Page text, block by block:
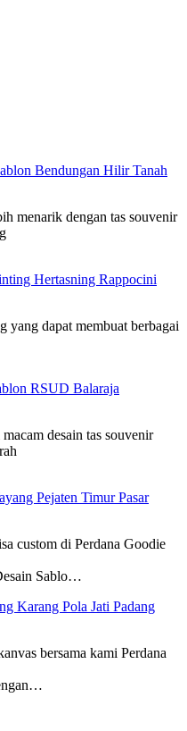
Bendungan Hilir Tanah
menarik dengan tas souvenir
Hertasning Rappocini
yang dapat membuat berbagai
RSUD Balaraja
desain tas souvenir
Pejaten Timur Pasar
custom di Perdana Goodie
Sablo…
Karang Pola Jati Padang
bersama kami Perdana